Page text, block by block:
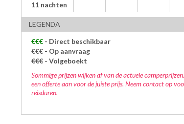
11 nachten
LEGENDA
€€€- Direct beschikbaar
€€€- Op aanvraag
€€€- Volgeboekt
Sommige prijzen wijken af van de actuele
een offerte aan voor de juiste prijs. Neem contact op
reisduren.